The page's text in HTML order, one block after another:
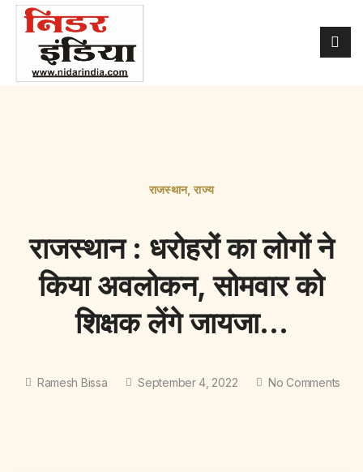
राजस्थान,राज्य
राजस्थान : धरोहरों का लोगों ने
किया अवलोकन, सोमवार को
शिक्षक लेंगे जायजा…
Ramesh Bissa September 4, 2022 No Comments